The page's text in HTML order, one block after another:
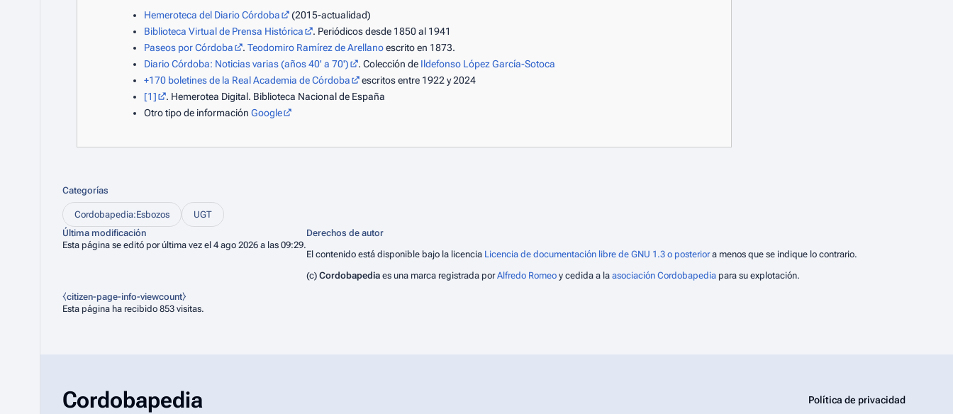
Hemeroteca del Diario Córdoba
(2015-actualidad)
Biblioteca Virtual de Prensa Histórica
. Periódicos desde 1850 al 1941
Paseos por Córdoba
. Teodomiro Ramírez de Arellanoescrito en 1873.
Diario Córdoba: Noticias varias (años 40' a 70')
. Colección de Ildefonso López García-Sotoca
+170 boletines de la Real Academia de Córdoba
escritos entre 1922 y 2024
[1]
. Hemerotea Digital. Biblioteca Nacional de España
Otro tipo de información Google
Categorías
Cordobapedia:Esbozos
UGT
Última modificación
Esta página se editó por última vez el 4 ago 2026 a las 09:29.
Derechos de autor
El contenido está disponible bajo la licencia Licencia de documentación libre de GNU 1.3 o posteriora menos que se indique lo contrario.
(c) Cordobapedia es una marca registrada porAlfredo Romeo y cedida a la asociación Cordobapedia para su explotación.
⧼citizen-page-info-viewcount⧽
Esta página ha recibido 853 visitas.
Cordobapedia Política de privacidad